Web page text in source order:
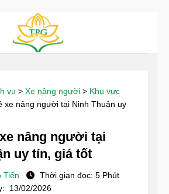
vụ > Xe nâng người > Khu vực
xe nâng người tại Ninh Thuận uy
nâng người tại
uy tín, giá tốt
Tiến
Thời gian đọc: 5 Phút
13/02/2026